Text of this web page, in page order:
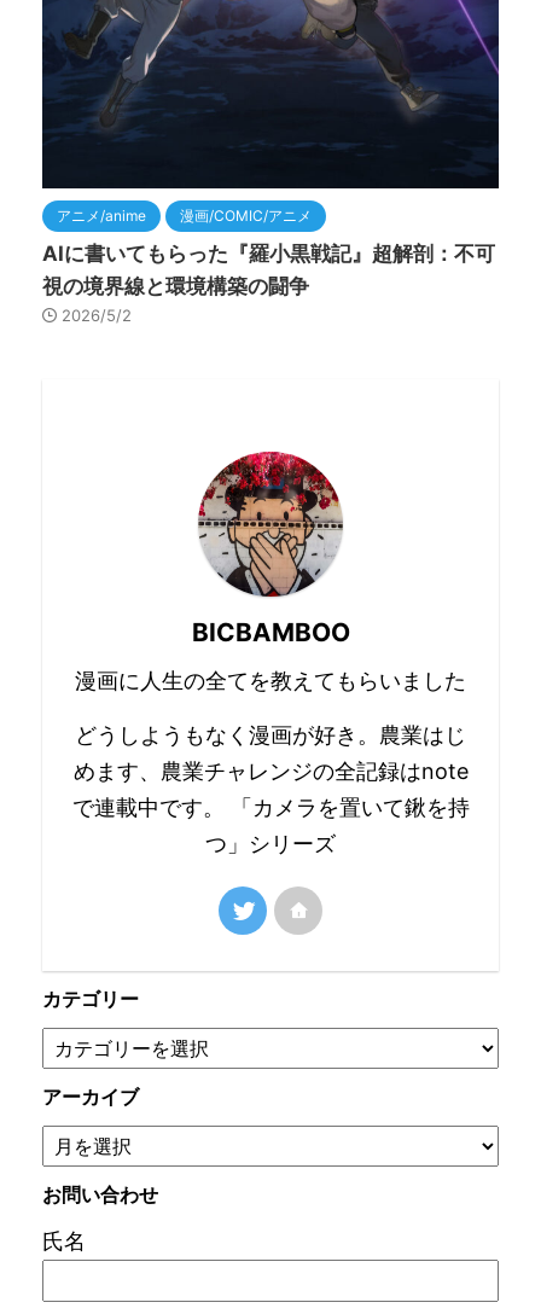
アニメ/anime 漫画/COMIC/アニメ
AIに書いてもらった『羅小黒戦記』超解剖：不可
視の境界線と環境構築の闘争
2026/5/2
BICBAMBOO
漫画に人生の全てを教えてもらいました
どうしようもなく漫画が好き。農業はじ
めます、農業チャレンジの全記録はnote
で連載中です。 「カメラを置いて鍬を持
つ」シリーズ
カテゴリー
アーカイブ
お問い合わせ
氏名